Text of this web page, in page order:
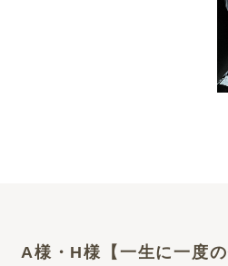
A様・H様【一生に一度